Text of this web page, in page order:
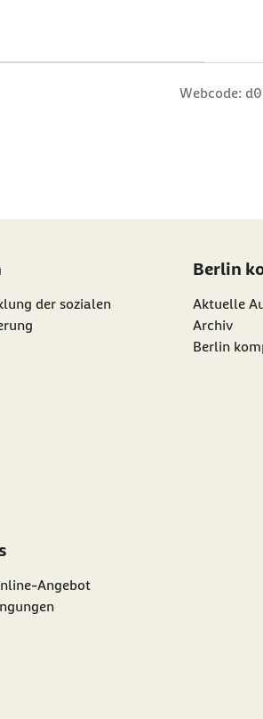
Sterne
4 Sterne5 Sterne Webcode:
der sozialen
Berlin
Aktuelle
Archiv
Berlin
Angebot